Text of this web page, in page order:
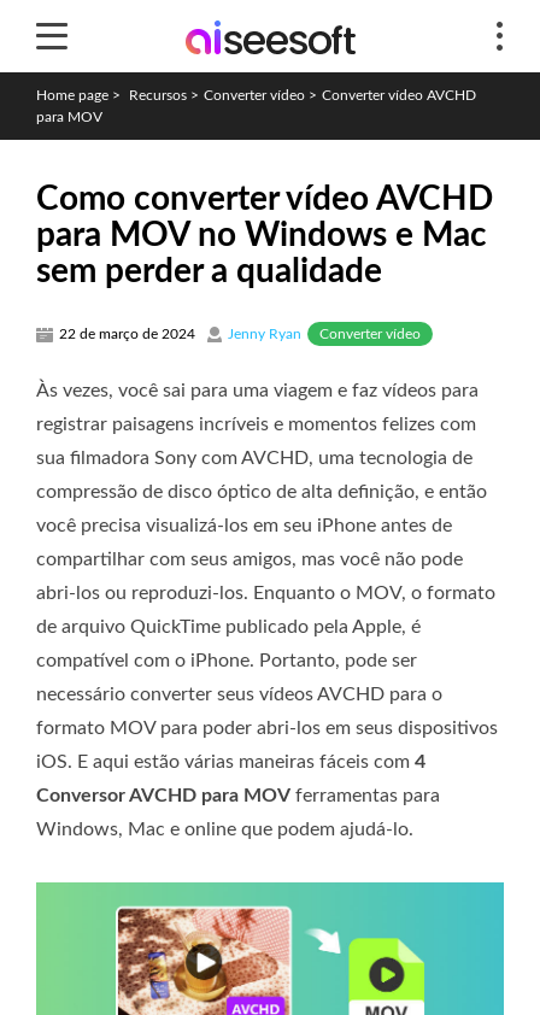
Home page > Recursos > Converter vídeo > Converter vídeo AVCHD
para MOV
Como converter vídeo AVCHD
para MOV no Windows e Mac
sem perder a qualidade
22 de março de 2024 Jenny Ryan Converter vídeo
Às vezes, você sai para uma viagem e faz vídeos para
registrar paisagens incríveis e momentos felizes com
sua filmadora Sony com AVCHD, uma tecnologia de
compressão de disco óptico de alta definição, e então
você precisa visualizá-los em seu iPhone antes de
compartilhar com seus amigos, mas você não pode
abri-los ou reproduzi-los. Enquanto o MOV, o formato
de arquivo QuickTime publicado pela Apple, é
compatível com o iPhone. Portanto, pode ser
necessário converter seus vídeos AVCHD para o
formato MOV para poder abri-los em seus dispositivos
iOS. E aqui estão várias maneiras fáceis com 4
Conversor AVCHD para MOV ferramentas para
Windows, Mac e online que podem ajudá-lo.